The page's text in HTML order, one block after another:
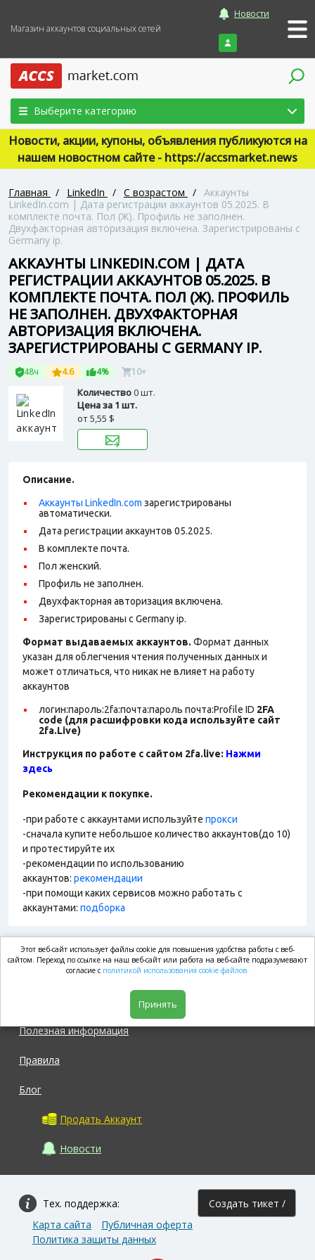
Магазин аккаунтов социальных сетей
Новости
Войти
Выберите категорию
Новости, акции, купоны, объявления публикуются на
нашем новостном сайте - https://accsmarket.news
Главная / LinkedIn / С возрастом / Аккаунты
LinkedIn.com | Дата регистрации аккаунтов 05.2025. В
комплекте почта. Пол (Ж). Профиль не заполнен.
Двухфакторная авторизация включена. Зарегистрированы с
Germany ip.
АККАУНТЫ LINKEDIN.COM | ДАТА
РЕГИСТРАЦИИ АККАУНТОВ 05.2025. В
КОМПЛЕКТЕ ПОЧТА. ПОЛ (Ж). ПРОФИЛЬ
НЕ ЗАПОЛНЕН. ДВУХФАКТОРНАЯ
АВТОРИЗАЦИЯ ВКЛЮЧЕНА.
ЗАРЕГИСТРИРОВАНЫ С GERMANY IP.
48ч 4.6 4% 10+
Количество0 шт.
Цена за 1 шт.
от5,55 $
Описание.
Аккаунты LinkedIn.com зарегистрированы
автоматически.
Дата регистрации аккаунтов 05.2025.
В комплекте почта.
Пол женский.
Профиль не заполнен.
Двухфакторная авторизация включена.
Зарегистрированы с Germany ip.
Формат выдаваемых аккаунтов. Формат данных
указан для облегчения чтения полученных данных и
может отличаться, что никак не влияет на работу
аккаунтов
логин:пароль:2fa:почта:пароль почта:Profile ID 2FA
code (для расшифровки кода используйте сайт
2fa.Live)
Инструкция по работе с сайтом 2fa.live: Нажми
здесь
Рекомендации к покупке.
-при работе с аккаунтами используйте прокси
-сначала купите небольшое количество аккаунтов(до 10)
и протестируйте их
-рекомендации по использованию
аккаунтов: рекомендации
-при помощи каких сервисов можно работать с
аккаунтами: подборка
market.com
Полезная информация
Правила
Блог
Продать Аккаунт
Новости
Тех. поддержка: Создать тикет /
Карта сайта
Публичная оферта
Политика защиты данных
Этот веб-сайт использует файлы cookie для повышения удобства работы с веб-
сайтом. Переход по ссылке на наш веб-сайт или работа на веб-сайте подразумевают
согласие с политикой использования cookie файлов.
Принять